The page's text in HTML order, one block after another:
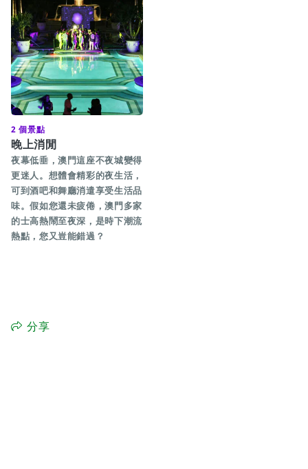
2 個景點
晚上消閒
夜幕低垂，澳門這座不夜城變得
更迷人。想體會精彩的夜生活，
可到酒吧和舞廳消遣享受生活品
味。假如您還未疲倦，澳門多家
的士高熱鬧至夜深，是時下潮流
熱點，您又豈能錯過？
分享